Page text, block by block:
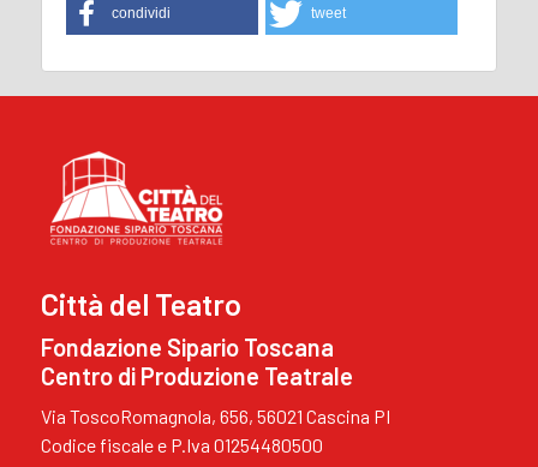
condividi tweet
Città del Teatro
Fondazione Sipario Toscana
Centro di Produzione Teatrale
Via ToscoRomagnola, 656, 56021 Cascina PI
Codice fiscale e P.Iva 01254480500